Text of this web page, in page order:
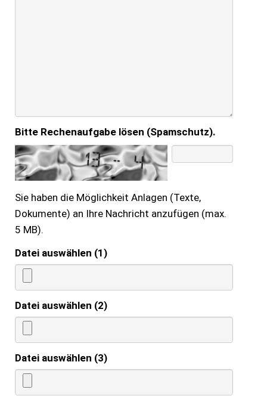
Bitte Rechenaufgabe lösen (Spamschutz).
Sie haben die Möglichkeit Anlagen (Texte,
Dokumente) an Ihre Nachricht anzufügen (max.
5 MB).
Datei auswählen (1)
Datei auswählen (2)
Datei auswählen (3)